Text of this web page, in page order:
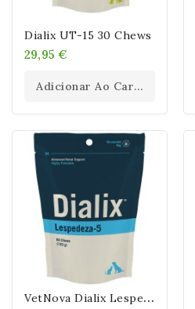
Dialix UT-15 30 Chews
29,95 €
Adicionar Ao Carrinho
V
EtNova Dialix Lespedeza 5 Perro De Raza Pequeña O Gato 60 Unidades